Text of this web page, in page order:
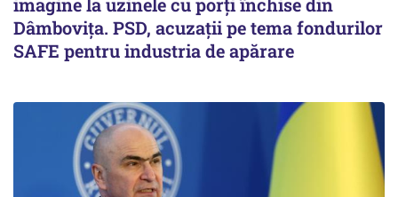
imagine la uzinele cu porți închise din
Dâmbovița. PSD, acuzații pe tema fondurilor
SAFE pentru industria de apărare